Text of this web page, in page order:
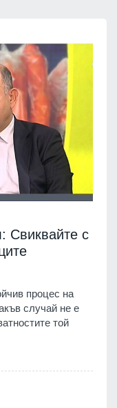
Свиквайте с
процес на
случай не е
той